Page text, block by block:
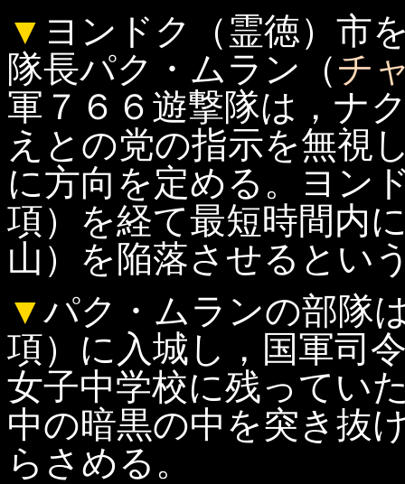
▼ ヨンドク（霊徳）市
隊長パク・ムラン（チ
軍７６６遊撃隊は，ナ
えとの党の指示を無視
に方向を定める。ヨン
項）を経て最短時間内
山）を陥落させるとい
▼パク・ムランの部隊
項）に入城し，国軍司
女子中学校に残ってい
中の暗黒の中を突き抜
らさめる。